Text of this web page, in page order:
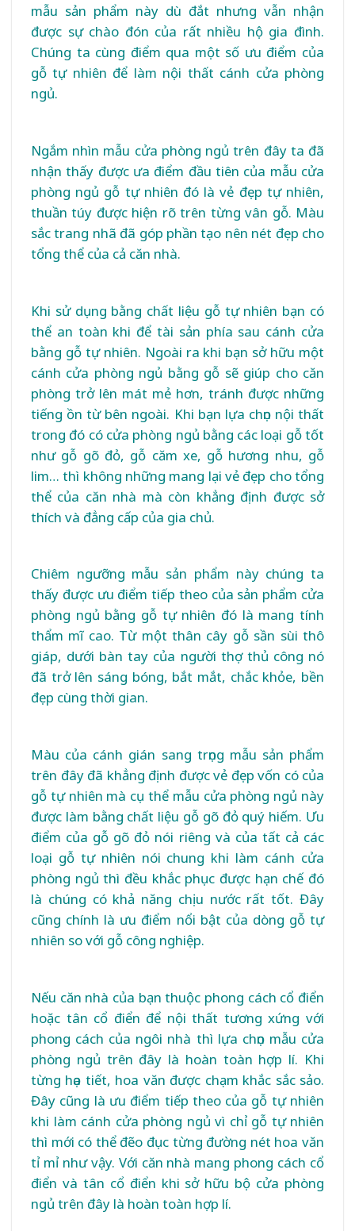
mẫu sản phẩm này dù đắt nhưng vẫn nhận
được sự chào đón của rất nhiều hộ gia đình.
Chúng ta cùng điểm qua một số ưu điểm của
gỗ tự nhiên để làm nội thất cánh cửa phòng
ngủ.
Ngắm nhìn mẫu cửa phòng ngủ trên đây ta đã
nhận thấy được ưa điểm đầu tiên của mẫu cửa
phòng ngủ gỗ tự nhiên đó là vẻ đẹp tự nhiên,
thuần túy được hiện rõ trên từng vân gỗ. Màu
sắc trang nhã đã góp phần tạo nên nét đẹp cho
tổng thể của cả căn nhà.
Khi sử dụng bằng chất liệu gỗ tự nhiên bạn có
thể an toàn khi để tài sản phía sau cánh cửa
bằng gỗ tự nhiên. Ngoài ra khi bạn sở hữu một
cánh cửa phòng ngủ bằng gỗ sẽ giúp cho căn
phòng trở lên mát mẻ hơn, tránh được những
tiếng ồn từ bên ngoài. Khi bạn lựa chọn nội thất
trong đó có cửa phòng ngủ bằng các loại gỗ tốt
như gỗ gõ đỏ, gỗ căm xe, gỗ hương nhu, gỗ
lim… thì không những mang lại vẻ đẹp cho tổng
thể của căn nhà mà còn khẳng định được sở
thích và đẳng cấp của gia chủ.
Chiêm ngưỡng mẫu sản phẩm này chúng ta
thấy được ưu điểm tiếp theo của sản phẩm cửa
phòng ngủ bằng gỗ tự nhiên đó là mang tính
thẩm mĩ cao. Từ một thân cây gỗ sần sùi thô
giáp, dưới bàn tay của người thợ thủ công nó
đã trở lên sáng bóng, bắt mắt, chắc khỏe, bền
đẹp cùng thời gian.
Màu của cánh gián sang trọng mẫu sản phẩm
trên đây đã khẳng định được vẻ đẹp vốn có của
gỗ tự nhiên mà cụ thể mẫu cửa phòng ngủ này
được làm bằng chất liệu gỗ gõ đỏ quý hiếm. Ưu
điểm của gỗ gõ đỏ nói riêng và của tất cả các
loại gỗ tự nhiên nói chung khi làm cánh cửa
phòng ngủ thì đều khắc phục được hạn chế đó
là chúng có khả năng chịu nước rất tốt. Đây
cũng chính là ưu điểm nổi bật của dòng gỗ tự
nhiên so với gỗ công nghiệp.
Nếu căn nhà của bạn thuộc phong cách cổ điển
hoặc tân cổ điển để nội thất tương xứng với
phong cách của ngôi nhà thì lựa chọn mẫu cửa
phòng ngủ trên đây là hoàn toàn hợp lí. Khi
từng họa tiết, hoa văn được chạm khắc sắc sảo.
Đây cũng là ưu điểm tiếp theo của gỗ tự nhiên
khi làm cánh cửa phòng ngủ vì chỉ gỗ tự nhiên
thì mới có thể đẽo đục từng đường nét hoa văn
tỉ mỉ như vậy. Với căn nhà mang phong cách cổ
điển và tân cổ điển khi sở hữu bộ cửa phòng
ngủ trên đây là hoàn toàn hợp lí.